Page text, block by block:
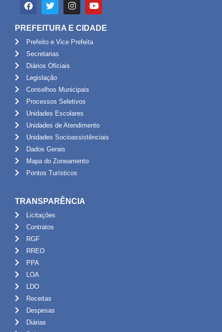
PREFEITURA E CIDADE
Prefeito e Vice Prefeita
Secretarias
Diários Oficiais
Legislação
Conselhos Municipais
Processos Seletivos
Unidades Escolares
Unidades de Atendimento
Unidades Socioassistênciais
Dados Gerais
Mapa do Zoneamento
Pontos Turísticos
TRANSPARÊNCIA
Licitações
Contratos
RGF
RREO
PPA
LOA
LDO
Receitas
Despesas
Diárias